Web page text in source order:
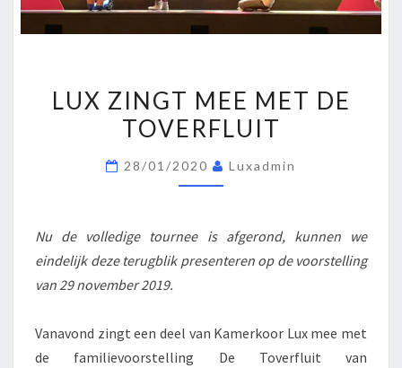
ZINGT
MEE
DE
LUX ZINGT MEE MET DE
TOVERFLUIT
28/01/2020 Luxadmin
Nu de volledige tournee is afgerond, kunnen we
eindelijk deze terugblik presenteren op de voorstelling
van 29 november 2019.
Vanavond zingt een deel van Kamerkoor Lux mee met
de familievoorstelling De Toverfluit van